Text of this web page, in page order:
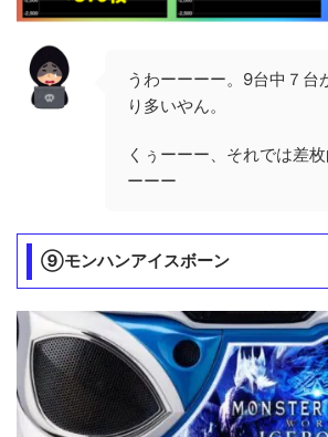
うわーーーー。9台中７台
り多いやん。
くぅーーー、それでは差
ーーー
⑨モンハンアイスボーン